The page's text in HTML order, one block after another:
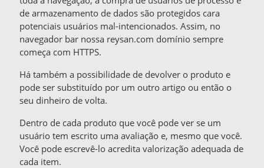
de armazenamento de dados são protegidos cara
potenciais usuários mal-intencionados. Assim, no
navegador bar nossa reysan.com domínio sempre
começa com HTTPS.
Há também a possibilidade de devolver o produto e
pode ser substituído por um outro artigo ou então o
seu dinheiro de volta.
Dentro de cada produto que você pode ver se um
usuário tem escrito uma avaliação e, mesmo que você.
Você pode escrevê-lo acredita valorização adequada de
cada item.